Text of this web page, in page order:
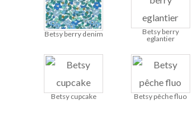
Betsy berry denim
Betsy berry
eglantier
Betsy cupcake Betsy pêche fluo